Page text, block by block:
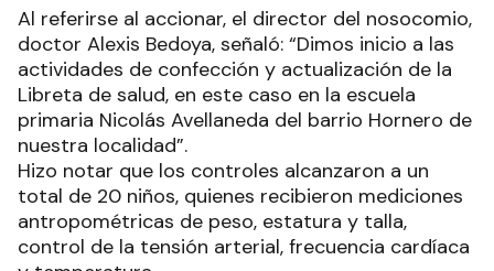
Al referirse al accionar, el director del nosocomio,
doctor Alexis Bedoya, señaló: “Dimos inicio a las
actividades de confección y actualización de la
Libreta de salud, en este caso en la escuela
primaria Nicolás Avellaneda del barrio Hornero de
nuestra localidad”.
Hizo notar que los controles alcanzaron a un
total de 20 niños, quienes recibieron mediciones
antropométricas de peso, estatura y talla,
control de la tensión arterial, frecuencia cardíaca